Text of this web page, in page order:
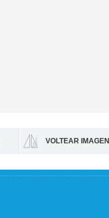
VOLTEAR IMAGEN